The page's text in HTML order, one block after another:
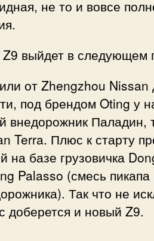
не то и вовсе
выйдет в следующем
от Zhengzhou Nissan
под брендом Oting у
внедорожник Паладин,
Terra. Плюс к старту
на базе грузовичка
Palasso (смесь пикапа
Так что не
доберется и новый Z9.